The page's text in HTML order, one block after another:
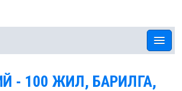
- 100 ЖИЛ, БАРИЛГА,